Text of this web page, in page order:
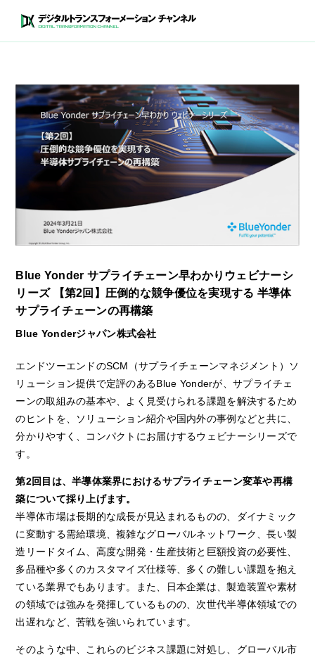
Blue Yonder サプライチェーン早わかりウェビナーシ
リーズ 【第2回】圧倒的な競争優位を実現する 半導体
サプライチェーンの再構築
Blue Yonderジャパン株式会社
エンドツーエンドのSCM（サプライチェーンマネジメント）ソ
リューション提供で定評のあるBlue Yonderが、サプライチェ
ーンの取組みの基本や、よく見受けられる課題を解決するため
のヒントを、ソリューション紹介や国内外の事例などと共に、
分かりやすく、コンパクトにお届けするウェビナーシリーズで
す。
第2回目は、半導体業界におけるサプライチェーン変革や再構
築について採り上げます。
半導体市場は長期的な成長が見込まれるものの、ダイナミック
に変動する需給環境、複雑なグローバルネットワーク、長い製
造リードタイム、高度な開発・生産技術と巨額投資の必要性、
多品種や多くのカスタマイズ仕様等、多くの難しい課題を抱え
ている業界でもあります。また、日本企業は、製造装置や素材
の領域では強みを発揮しているものの、次世代半導体領域での
出遅れなど、苦戦を強いられています。
そのような中、これらのビジネス課題に対処し、グローバル市